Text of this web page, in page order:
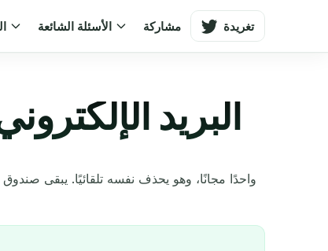
الأسئلة الشائعة مشاركة تغريدة
البريد